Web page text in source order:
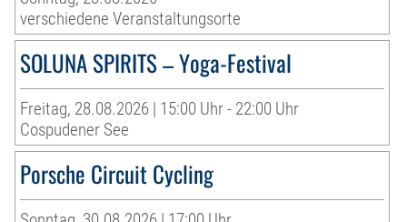
verschiedene Veranstaltungsorte
SOLUNA SPIRITS – Yoga-Festival
Freitag, 28.08.2026 | 15:00 Uhr - 22:00 Uhr
Cospudener See
Porsche Circuit Cycling